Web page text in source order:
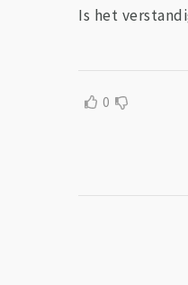
Is het
0